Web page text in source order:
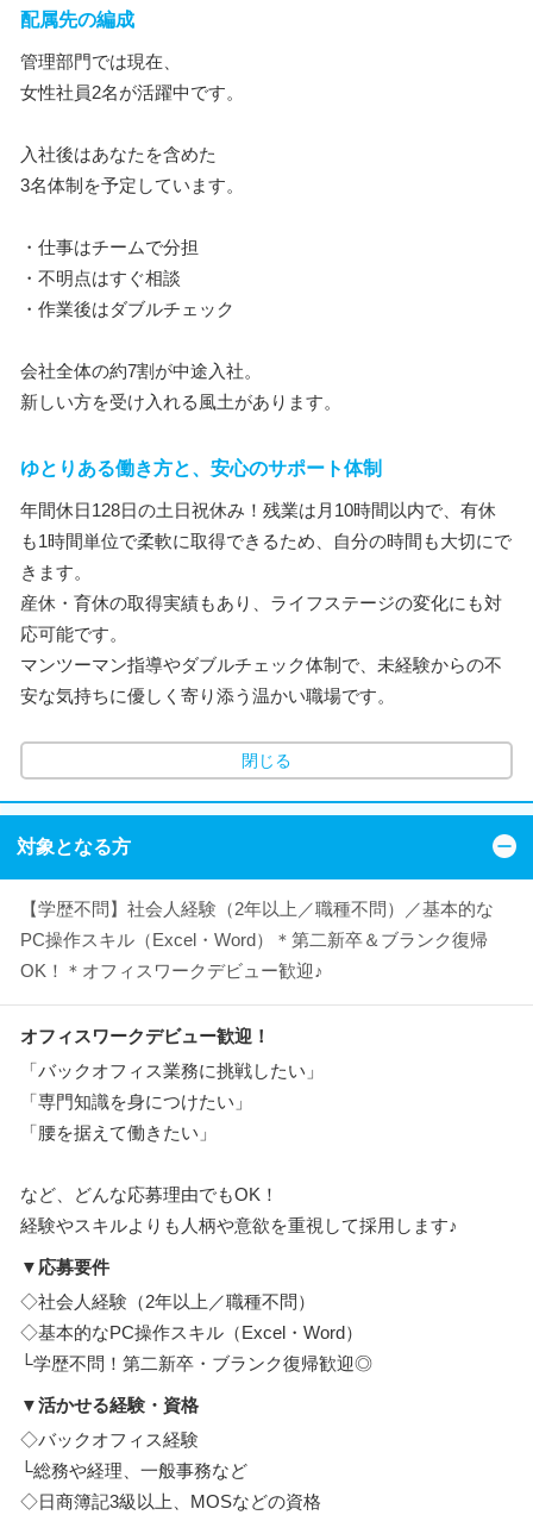
配属先の編成
管理部門では現在、
女性社員2名が活躍中です。
入社後はあなたを含めた
3名体制を予定しています。
・仕事はチームで分担
・不明点はすぐ相談
・作業後はダブルチェック
会社全体の約7割が中途入社。
新しい方を受け入れる風土があります。
ゆとりある働き方と、安心のサポート体制
年間休日128日の土日祝休み！残業は月10時間以内で、有休
も1時間単位で柔軟に取得できるため、自分の時間も大切にで
きます。
産休・育休の取得実績もあり、ライフステージの変化にも対
応可能です。
マンツーマン指導やダブルチェック体制で、未経験からの不
安な気持ちに優しく寄り添う温かい職場です。
閉じる
対象となる方
【学歴不問】社会人経験（2年以上／職種不問）／基本的な
PC操作スキル（Excel・Word）＊第二新卒＆ブランク復帰
OK！＊オフィスワークデビュー歓迎♪
オフィスワークデビュー歓迎！
「バックオフィス業務に挑戦したい」
「専門知識を身につけたい」
「腰を据えて働きたい」
など、どんな応募理由でもOK！
経験やスキルよりも人柄や意欲を重視して採用します♪
▼応募要件
◇社会人経験（2年以上／職種不問）
◇基本的なPC操作スキル（Excel・Word）
└学歴不問！第二新卒・ブランク復帰歓迎◎
▼活かせる経験・資格
◇バックオフィス経験
└総務や経理、一般事務など
◇日商簿記3級以上、MOSなどの資格